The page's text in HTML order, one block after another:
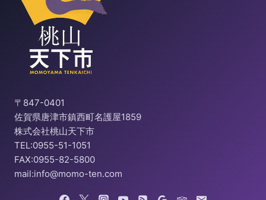
〒847-0401
佐賀県唐津市鎮西町名護屋1859
株式会社桃山天下市
TEL:0955-51-1051
FAX:0955-82-5800
mail:info@momo-ten.com